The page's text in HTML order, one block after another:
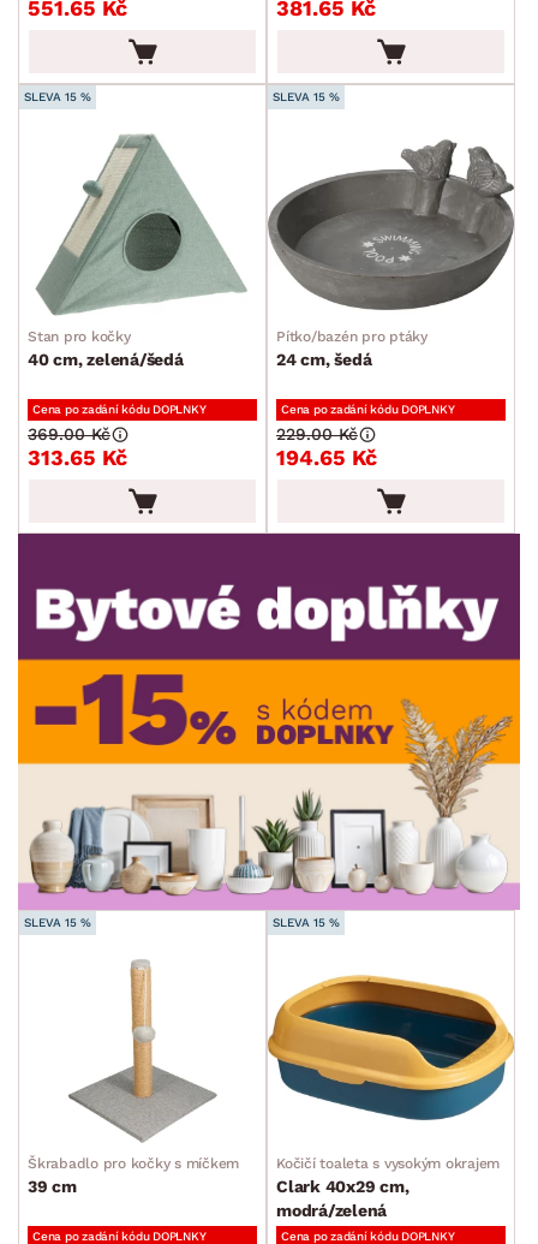
Kancelářské příslušenství
Malířské potřeby
Ostatní bytové doplňky
Dětské doplňky a příslušenství
Doplňky pro domácí mazlíčky
Vánoce
Velikonoce
Sedací soupravy a pohovky
Sestavy a stěny
Drobný nábytek
Spotřebiče
BARVA
cm
min. cm max. cm
MÍSTNOST
SKLADOVOST
551.65 Kč 381.65 Kč
SLEVA 15 %
Stan pro kočky
40 cm, zelená/šedá
Cena po zadání kódu DOPLNKY
313.65 Kč
369.00 Kč
SLEVA 15 %
Pítko/bazén pro ptáky
24 cm, šedá
Cena po zadání kódu DOPLNKY
194.65 Kč
229.00 Kč
SLEVA 15 %
Škrabadlo pro kočky s míčkem
39 cm
Cena po zadání kódu DOPLNKY
SLEVA 15 %
Kočičí toaleta s vysokým okrajem
Clark 40x29 cm,
modrá/zelená
Cena po zadání kódu DOPLNKY